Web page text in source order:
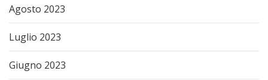
Agosto 2023
Luglio 2023
Giugno 2023